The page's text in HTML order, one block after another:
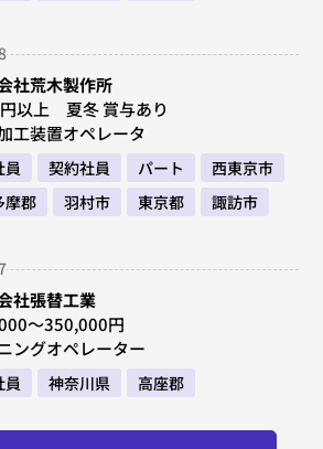
社荒木製作所
以上 夏冬 賞与あり
工装置オペレータ
員 契約社員 パート
西東京市
摩郡
羽村市 東京都 諏訪市
社張替工業
～350,000円
ングオペレーター
員 神奈川県 高座郡